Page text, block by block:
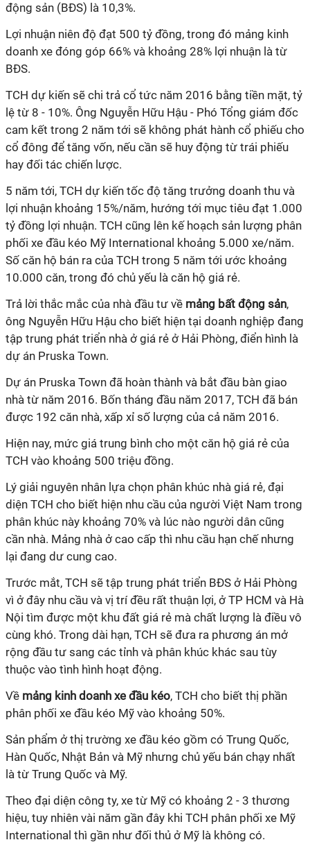
động sản (BĐS) là 10,3%.
Lợi nhuận niên độ đạt 500 tỷ đồng, trong đó mảng kinh
doanh xe đóng góp 66% và khoảng 28% lợi nhuận là từ
BĐS.
TCH dự kiến sẽ chi trả cổ tức năm 2016 bằng tiền mặt, tỷ
lệ từ 8 - 10%. Ông Nguyễn Hữu Hậu - Phó Tổng giám đốc
cam kết trong 2 năm tới sẽ không phát hành cổ phiếu cho
cổ đông để tăng vốn, nếu cần sẽ huy động từ trái phiếu
hay đối tác chiến lược.
5 năm tới, TCH dự kiến tốc độ tăng trưởng doanh thu và
lợi nhuận khoảng 15%/năm, hướng tới mục tiêu đạt 1.000
tỷ đồng lợi nhuận. TCH cũng lên kế hoạch sản lượng phân
phối xe đầu kéo Mỹ International khoảng 5.000 xe/năm.
Số căn hộ bán ra của TCH trong 5 năm tới ước khoảng
10.000 căn, trong đó chủ yếu là căn hộ giá rẻ.
Trả lời thắc mắc của nhà đầu tư về mảng bất động sản,
ông Nguyễn Hữu Hậu cho biết hiện tại doanh nghiệp đang
tập trung phát triển nhà ở giá rẻ ở Hải Phòng, điển hình là
dự án Pruska Town.
Dự án Pruska Town đã hoàn thành và bắt đầu bàn giao
nhà từ năm 2016. Bốn tháng đầu năm 2017, TCH đã bán
được 192 căn nhà, xấp xỉ số lượng của cả năm 2016.
Hiện nay, mức giá trung bình cho một căn hộ giá rẻ của
TCH vào khoảng 500 triệu đồng.
Lý giải nguyên nhân lựa chọn phân khúc nhà giá rẻ, đại
diện TCH cho biết hiện nhu cầu của người Việt Nam trong
phân khúc này khoảng 70% và lúc nào người dân cũng
cần nhà. Mảng nhà ở cao cấp thì nhu cầu hạn chế nhưng
lại đang dư cung cao.
Trước mắt, TCH sẽ tập trung phát triển BĐS ở Hải Phòng
vì ở đây nhu cầu và vị trí đều rất thuận lợi, ở TP HCM và Hà
Nội tìm được một khu đất giá rẻ mà chất lượng là điều vô
cùng khó. Trong dài hạn, TCH sẽ đưa ra phương án mở
rộng đầu tư sang các tỉnh và phân khúc khác sau tùy
thuộc vào tình hình hoạt động.
Về mảng kinh doanh xe đầu kéo, TCH cho biết thị phần
phân phối xe đầu kéo Mỹ vào khoảng 50%.
Sản phẩm ở thị trường xe đầu kéo gồm có Trung Quốc,
Hàn Quốc, Nhật Bản và Mỹ nhưng chủ yếu bán chạy nhất
là từ Trung Quốc và Mỹ.
Theo đại diện công ty, xe từ Mỹ có khoảng 2 - 3 thương
hiệu, tuy nhiên vài năm gần đây khi TCH phân phối xe Mỹ
International thì gần như đối thủ ở Mỹ là không có.